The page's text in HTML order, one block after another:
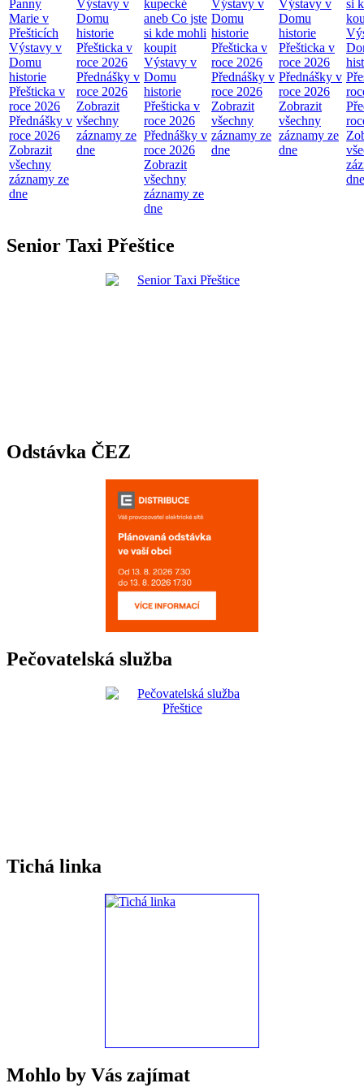
Panny
Marie v
Přešticích
Výstavy v
Domu
historie
Přešticka v
roce 2026
Přednášky v
roce 2026
Zobrazit
všechny
záznamy ze
dne
Výstavy v
Domu
historie
Přešticka v
roce 2026
Přednášky v
roce 2026
Zobrazit
všechny
záznamy ze
dne
kupecké
aneb Co jste
si kde mohli
koupit
Výstavy v
Domu
historie
Přešticka v
roce 2026
Přednášky v
roce 2026
Zobrazit
všechny
záznamy ze
dne
Výstavy v
Domu
historie
Přešticka v
roce 2026
Přednášky v
roce 2026
Zobrazit
všechny
záznamy ze
dne
Výstavy v
Domu
historie
Přešticka v
roce 2026
Přednášky v
roce 2026
Zobrazit
všechny
záznamy ze
dne
si
dne
Senior Taxi Přeštice
Odstávka ČEZ
Pečovatelská služba
Tichá linka
Mohlo by Vás zajímat